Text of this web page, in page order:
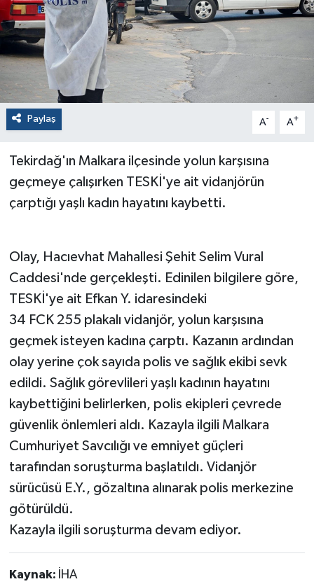
Paylaş A- A+
Tekirdağ'ın Malkara ilçesinde yolun karşısına
geçmeye çalışırken TESKİ'ye ait vidanjörün
çarptığı yaşlı kadın hayatını kaybetti.
Olay, Hacıevhat Mahallesi Şehit Selim Vural
Caddesi'nde gerçekleşti. Edinilen bilgilere göre,
TESKİ'ye ait Efkan Y. idaresindeki
34 FCK 255 plakalı vidanjör, yolun karşısına
geçmek isteyen kadına çarptı. Kazanın ardından
olay yerine çok sayıda polis ve sağlık ekibi sevk
edildi. Sağlık görevlileri yaşlı kadının hayatını
kaybettiğini belirlerken, polis ekipleri çevrede
güvenlik önlemleri aldı. Kazayla ilgili Malkara
Cumhuriyet Savcılığı ve emniyet güçleri
tarafından soruşturma başlatıldı. Vidanjör
sürücüsü E.Y., gözaltına alınarak polis merkezine
götürüldü.
Kazayla ilgili soruşturma devam ediyor.
Kaynak: İHA